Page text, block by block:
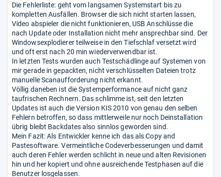
Die Fehlerliste: geht vom langsamen Systemstart bis zu
kompletten Ausfällen. Browser die sich nicht starten lassen,
Video abspieler die nicht funktionieren, USB Anschlüsse die
nach Update oder Installation nicht mehr ansprechbar sind. Der
Windowsexplodierer teilweise in den Tiefschlaf versetzt wird
und oft erst nach 20 min wiederverwendbar ist.
In letzten Tests wurden auch Testschädlinge auf Systemen von
mir gerade in gepackten, nicht verschlüsselten Dateien trotz
manuelle Scanaufforderung nicht erkannt.
Völlig daneben ist die Systemperformance auf nicht ganz
taufrischen Rechnern. Das schlimme ist, seit den letzten
Updates ist auch die Version KIS 2010 von genau den selben
Fehlern betroffen, so dass mittlerweile nur noch Deinstallation
übrig bleibt Backdates also sinnlos geworden sind.
Mein Fazit: Als Entwickler kenne ich das als Copy and
Pastesoftware. Vermeintliche Codeverbesserungen und damit
auch deren Fehler werden schlicht in neue und alten Revisionen
hin und her kopiert und ohne ausreichende Testphasen auf die
Benutzer losgelassen.